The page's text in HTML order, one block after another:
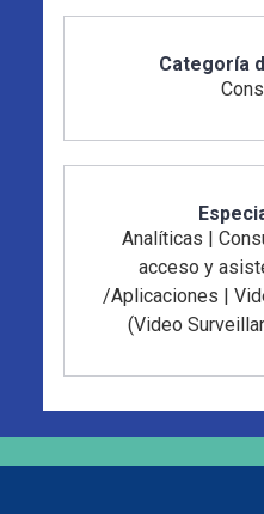
Categoría
Analíticas |
acceso y
/Aplicaciones |
(Video